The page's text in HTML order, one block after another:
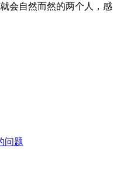
会自然而然的两个人，感
问题